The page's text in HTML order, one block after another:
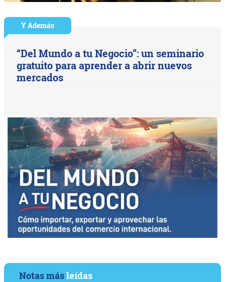
Y Además
“Del Mundo a tu Negocio”: un seminario
gratuito para aprender a abrir nuevos
mercados
Notas másleídas